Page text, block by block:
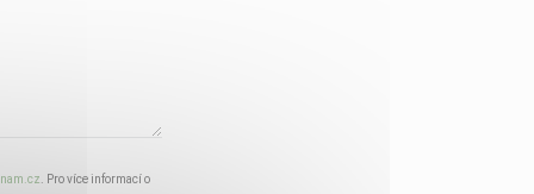
. Pro více informací o